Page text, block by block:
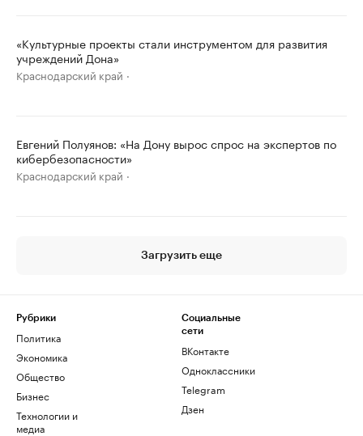
«Культурные проекты стали инструментом для развития
учреждений Дона»
Краснодарский край
Евгений Полуянов: «На Дону вырос спрос на экспертов по
кибербезопасности»
Краснодарский край
Загрузить еще
Рубрики
Политика
Экономика
Общество
Бизнес
Технологии и
медиа
Социальные
сети
ВКонтакте
Одноклассники
Telegram
Дзен